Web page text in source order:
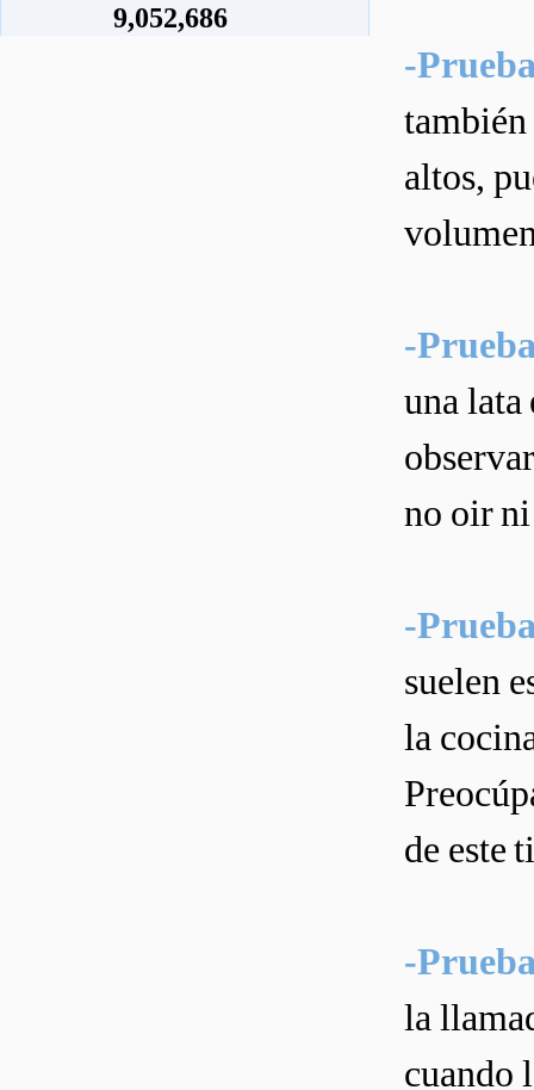
-
también
altos,
-
una lata
no oir
-
suelen
la
de este
-
la
cuando
9,052,686